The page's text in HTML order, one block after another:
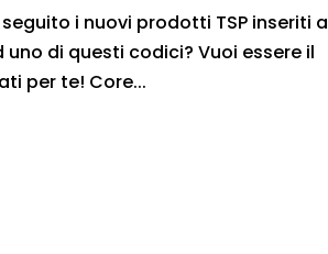
i nuovi prodotti TSP inseriti a
di questi codici? Vuoi essere il
per te! Core...